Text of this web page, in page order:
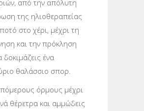
από την απόλυτη
της ηλιοθεραπείας
στο χέρι, μέχρι τη
και την πρόκληση
δοκιμάζεις ένα
θαλάσσιο σπορ.
όρμους μέχρι
θέρετρα και αμμώδεις